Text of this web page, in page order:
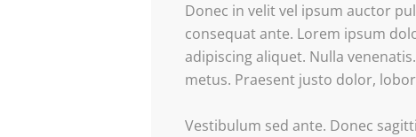
Donec in velit vel ipsum auctor
consequat ante. Lorem ipsum
adipiscing aliquet. Nulla
metus. Praesent justo dolor,
Vestibulum sed ante. Donec